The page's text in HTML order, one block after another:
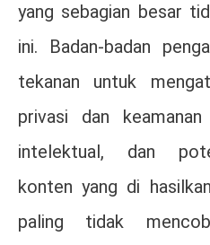
yang sebagian besar
ini. Badan-badan
tekanan untuk
privasi dan
intelektual, dan
konten yang di
paling tidak